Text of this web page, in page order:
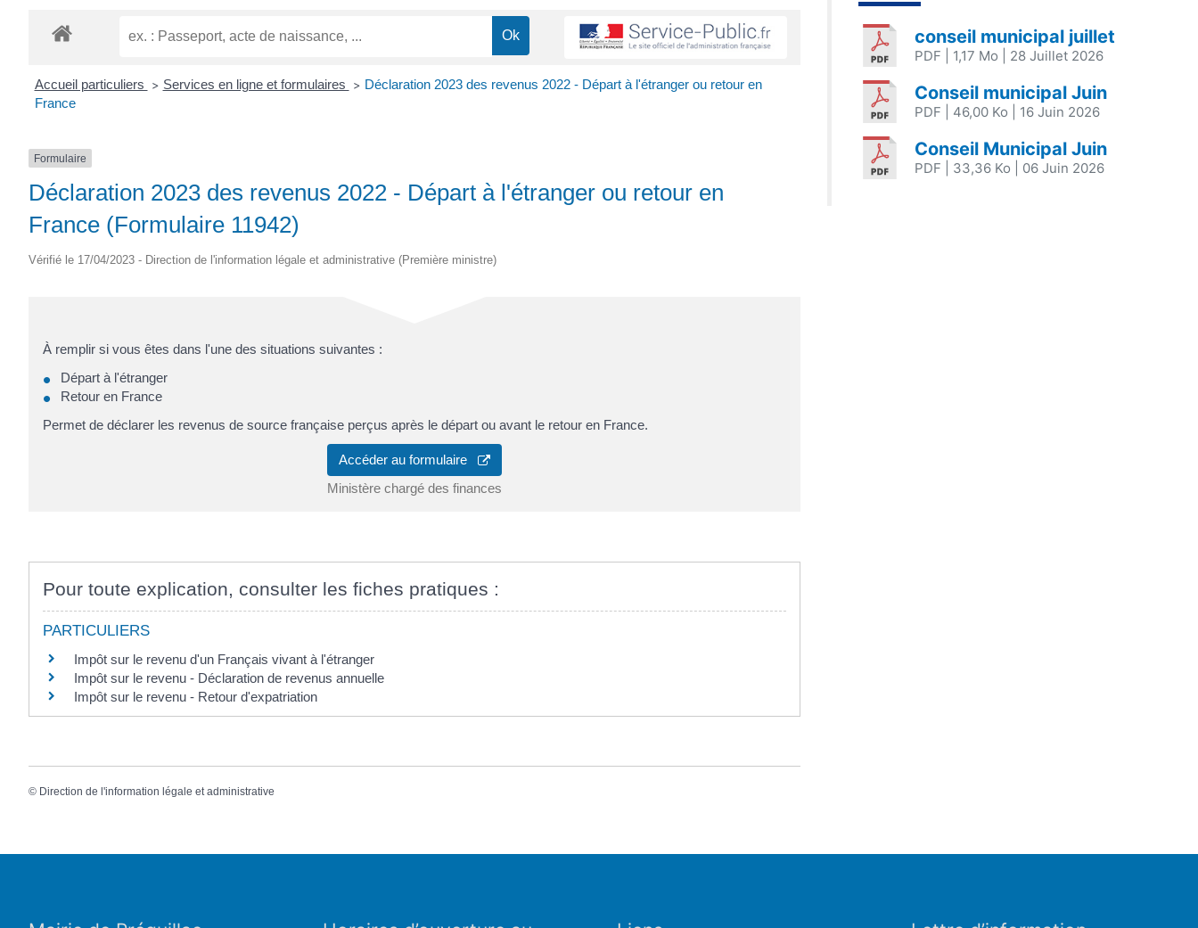
Accueil particuliers > Services en ligne et formulaires > Déclaration 2023 des revenus 2022 - Départ à l'étranger ou retour en
France
Formulaire
Déclaration 2023 des revenus 2022 - Départ à l'étranger ou retour en
France (Formulaire 11942)
Vérifié le 17/04/2023 - Direction de l'information légale et administrative (Première ministre)
À remplir si vous êtes dans l'une des situations suivantes :
Départ à l'étranger
Retour en France
Permet de déclarer les revenus de source française perçus après le départ ou avant le retour en France.
Accéder au formulaire
Ministère chargé des finances
Pour toute explication, consulter les fiches pratiques :
PARTICULIERS
Impôt sur le revenu d'un Français vivant à l'étranger
Impôt sur le revenu - Déclaration de revenus annuelle
Impôt sur le revenu - Retour d'expatriation
© Direction de l'information légale et administrative
conseil municipal juillet
PDF | 1,17 Mo | 28 Juillet 2026
Conseil municipal Juin
PDF | 46,00 Ko | 16 Juin 2026
Conseil Municipal Juin
PDF | 33,36 Ko | 06 Juin 2026